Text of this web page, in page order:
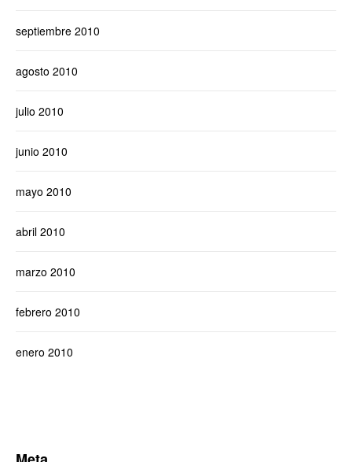
septiembre 2010
agosto 2010
julio 2010
junio 2010
mayo 2010
abril 2010
marzo 2010
febrero 2010
enero 2010